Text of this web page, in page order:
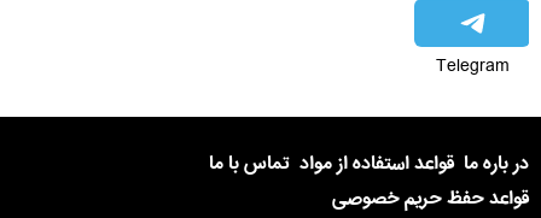
Telegram
در باره ما قواعد استفاده از مواد تماس با ما
قواعد حفظ حریم خصوصی